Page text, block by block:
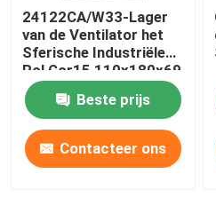
De Lagers van de
Elektrische Motorlagers
24122CA/W33-Lager
van de Ventilator het
Sferische Industriële
Rol Gcr15 110x180x69
Beste prijs
Contacteer ons